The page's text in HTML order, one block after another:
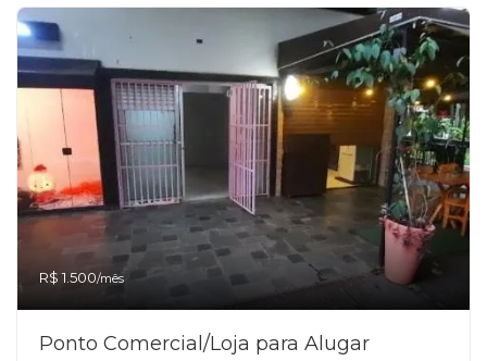
R$ 1.500/mês
Ponto Comercial/Loja para Alugar